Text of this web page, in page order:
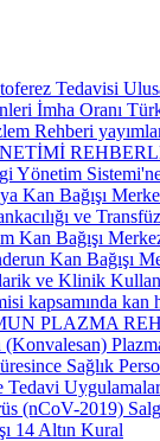
Tedavisi
İmha Oranı
Rehberi
Yönetim
Kan Bağışı
ve
Kan Bağışı
Kan Bağışı
ve Klinik
kapsamında kan
PLAZMA
Sağlık
(nCoV-2019)
14 Altın Kural